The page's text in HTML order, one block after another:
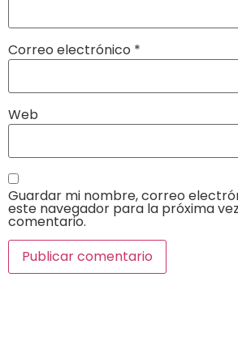
Correo electrónico *
Web
Guardar mi nombre, correo
este navegador para la próxima
comentario.